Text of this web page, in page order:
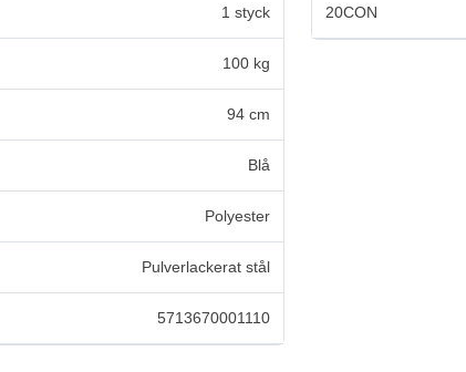
1 styck
100 kg
94 cm
Blå
Polyester
Pulverlackerat stål
5713670001110
20CON